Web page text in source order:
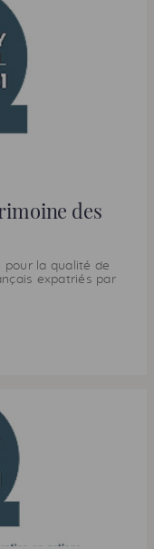
des
pour la qualité de
expatriés par